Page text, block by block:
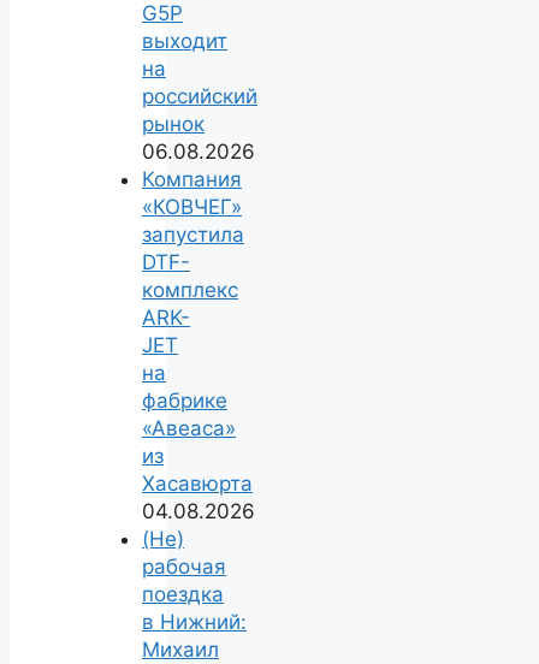
G5P
выходит
на
российский
рынок
06.08.2026
Компания
«КОВЧЕГ»
запустила
DTF-
комплекс
ARK-
JET
на
фабрике
«Авеаса»
из
Хасавюрта
04.08.2026
(Не)
рабочая
поездка
в Нижний:
Михаил